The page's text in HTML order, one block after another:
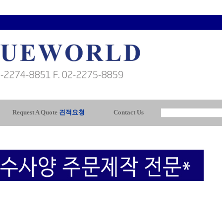
Request A Quote 견적요청 Contact Us